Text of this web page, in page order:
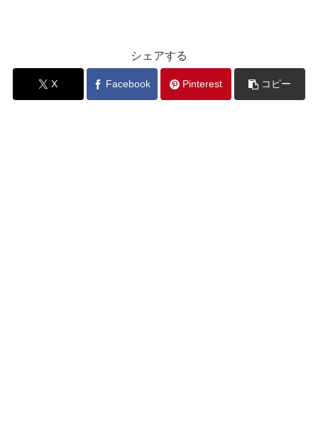
シェアする
X Facebook Pinterest コピー